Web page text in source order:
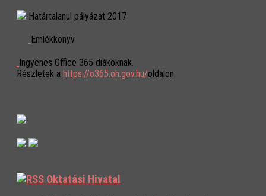
Határtalanul pályázat 2017
Emlékkönyv
Ingyenes Office 365 diákoknak.
Részletek a https://o365.oh.gov.hu/oldalon
Oktatási Hivatal